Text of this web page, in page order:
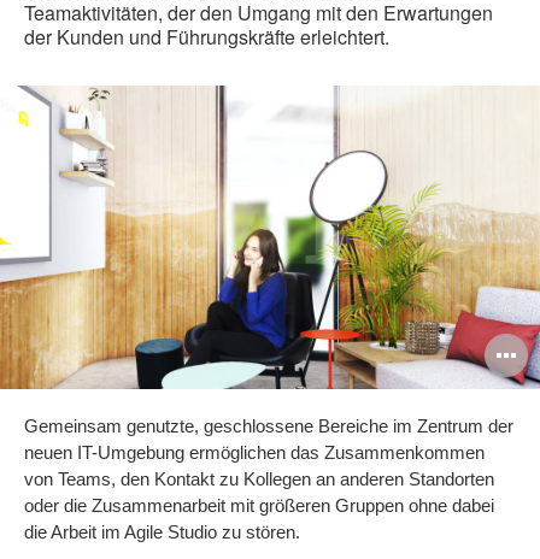
Teamaktivitäten, der den Umgang mit den Erwartungen
der Kunden und Führungskräfte erleichtert.
Gemeinsam genutzte, geschlossene Bereiche im Zentrum der
neuen IT-Umgebung ermöglichen das Zusammenkommen
von Teams, den Kontakt zu Kollegen an anderen Standorten
oder die Zusammenarbeit mit größeren Gruppen ohne dabei
die Arbeit im Agile Studio zu stören.